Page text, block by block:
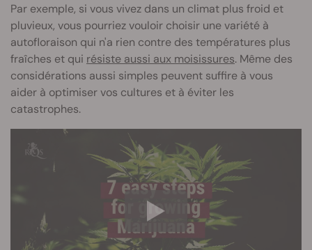
Par exemple, si vous vivez dans un climat plus froid et
pluvieux, vous pourriez vouloir choisir une variété à
autofloraison qui n'a rien contre des températures plus
fraîches et qui résiste aussi aux moisissures. Même des
considérations aussi simples peuvent suffire à vous
aider à optimiser vos cultures et à éviter les
catastrophes.